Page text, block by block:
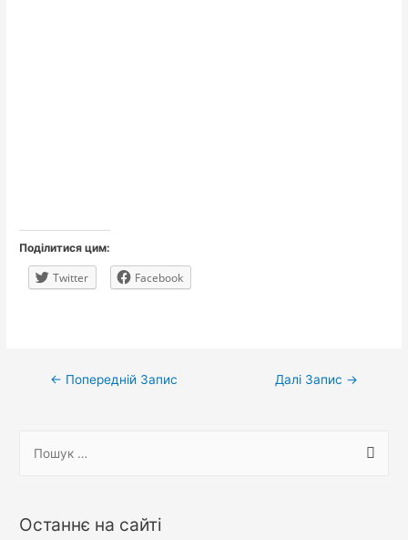
Поділитися цим:
Twitter Facebook
Навігація
← Попередній Запис Далі Запис →
у
Останнє на сайті